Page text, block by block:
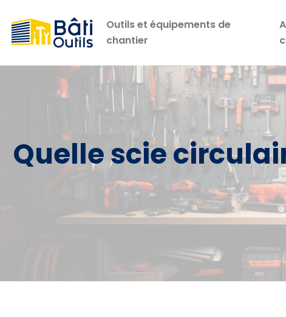
Outils et équipements de
chantier
Quelle scie